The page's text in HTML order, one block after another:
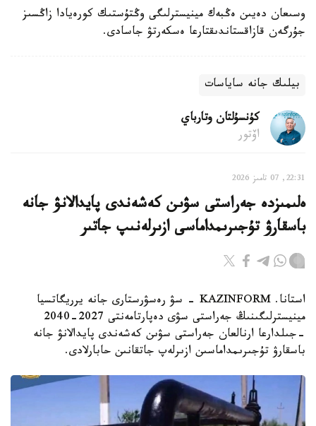
وسىعان دەيىن ەڭبەك مينيسترلىگى وڭتۇستىك كورەيادا زاڭسىز
جۇرگەن قازاقستاندىقتارعا ەسكەرتۋ جاسادى.
بيلىك جانە ساياسات
كۇنسۇلتان وتارباي
اۆتور
22:31, 07 تامىز 2026
ەلىمىزدە جەراستى سۋىن كەشەندى پايدالانۋ جانە
باسقارۋ تۇجىرىمداماسى ازىرلەنىپ جاتىر
استانا. KAZINFORM - سۋ رەسۋرستارى جانە يرريگاتسيا
مينيسترلىگىنىڭ جەراستى سۋى دەپارتامەنتى 2027-2040
-جىلدارعا ارنالعان جەراستى سۋىن كەشەندى پايدالانۋ جانە
باسقارۋ تۇجىرىمداماسىن ازىرلەپ جاتقانىن حابارلادى.